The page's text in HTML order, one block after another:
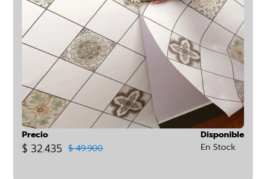
Precio
$ 32.435 $ 49.900
Disponible
En Stock